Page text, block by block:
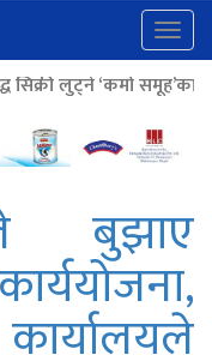
नाइकेसहित पाँच पक्राउ
बुझाए